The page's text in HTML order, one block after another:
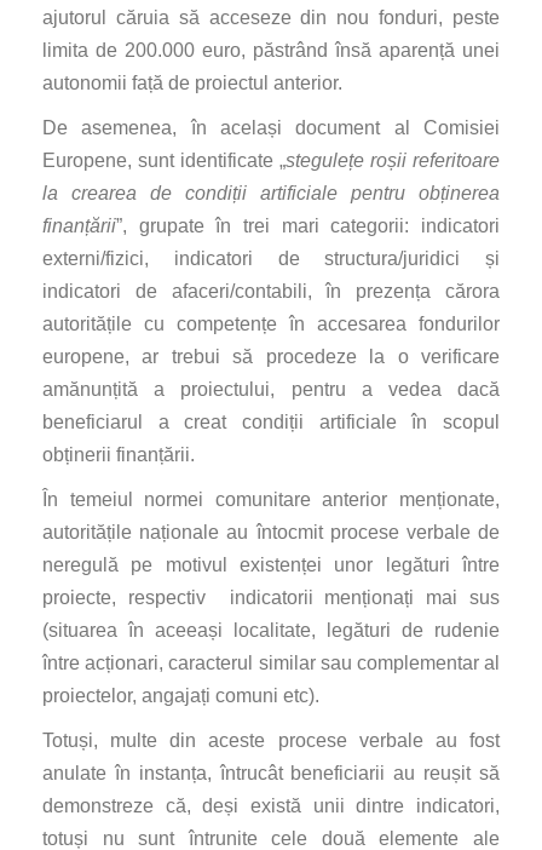
ajutorul căruia să acceseze din nou fonduri, peste
limita de 200.000 euro, păstrând însă aparență unei
autonomii față de proiectul anterior.
De asemenea, în același document al Comisiei
Europene, sunt identificate „stegulețe roșii referitoare
la crearea de condiții artificiale pentru obținerea
finanțării”, grupate în trei mari categorii: indicatori
externi/fizici, indicatori de structura/juridici și
indicatori de afaceri/contabili, în prezența cărora
autoritățile cu competențe în accesarea fondurilor
europene, ar trebui să procedeze la o verificare
amănunțită a proiectului, pentru a vedea dacă
beneficiarul a creat condiții artificiale în scopul
obținerii finanțării.
În temeiul normei comunitare anterior menționate,
autoritățile naționale au întocmit procese verbale de
neregulă pe motivul existenței unor legături între
proiecte, respectiv indicatorii menționați mai sus
(situarea în aceeași localitate, legături de rudenie
între acționari, caracterul similar sau complementar al
proiectelor, angajați comuni etc).
Totuși, multe din aceste procese verbale au fost
anulate în instanța, întrucât beneficiarii au reușit să
demonstreze că, deși există unii dintre indicatori,
totuși nu sunt întrunite cele două elemente ale